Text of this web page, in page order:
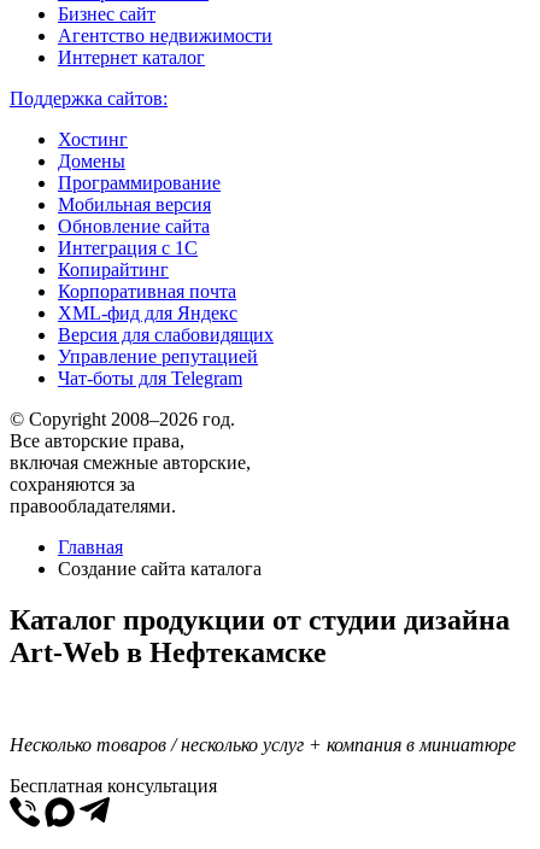
Бизнес сайт
Агентство недвижимости
Интернет каталог
Поддержка сайтов:
Хостинг
Домены
Программирование
Мобильная версия
Обновление сайта
Интеграция с 1С
Копирайтинг
Корпоративная почта
XML-фид для Яндекс
Версия для слабовидящих
Управление репутацией
Чат-боты для Telegram
© Copyright 2008–2026 год.
Все авторские права,
включая смежные авторские,
сохраняются за
правообладателями.
Главная
Создание сайта каталога
Каталог продукции от студии дизайна
Art-Web в Нефтекамске
Несколько товаров / несколько услуг + компания в миниатюре
Бесплатная консультация